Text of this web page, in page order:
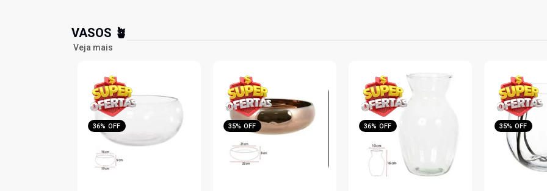
VASOS 🪴
Veja mais
35% OFF 36% OFF 35% OFF 36% OFF